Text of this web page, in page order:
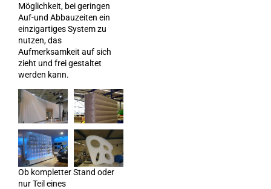
Möglichkeit, bei geringen
Auf-und Abbauzeiten ein
einzigartiges System zu
nutzen, das
Aufmerksamkeit auf sich
zieht und frei gestaltet
werden kann.
Ob kompletter Stand oder
nur Teil eines